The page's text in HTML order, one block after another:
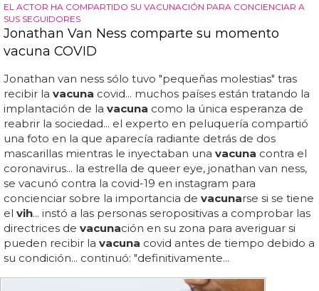
EL ACTOR HA COMPARTIDO SU VACUNACIÓN PARA CONCIENCIAR A
SUS SEGUIDORES
Jonathan Van Ness comparte su momento
vacuna COVID
Jonathan van ness sólo tuvo "pequeñas molestias" tras
recibir la vacuna covid... muchos países están tratando la
implantación de la vacuna como la única esperanza de
reabrir la sociedad... el experto en peluquería compartió
una foto en la que aparecía radiante detrás de dos
mascarillas mientras le inyectaban una vacuna contra el
coronavirus... la estrella de queer eye, jonathan van ness,
se vacunó contra la covid-19 en instagram para
concienciar sobre la importancia de vacunarse si se tiene
el vih... instó a las personas seropositivas a comprobar las
directrices de vacunación en su zona para averiguar si
pueden recibir la vacuna covid antes de tiempo debido a
su condición... continuó: "definitivamente...